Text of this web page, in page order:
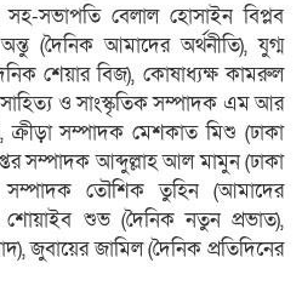
সভাপতি বেলাল হোসাইন বিপ্লব
(দৈনিক আমাদের অর্থনীতি), যুগ্ম
শেয়ার বিজ), কোষাধ্যক্ষ কামরুল
সাহিত্য ও সাংস্কৃতিক সম্পাদক এম আর
ক্রীড়া সম্পাদক মেশকাত মিশু (ঢাকা
সম্পাদক আব্দুল্লাহ আল মামুন (ঢাকা
সম্পাদক তৌশিক তুহিন (আমাদের
শোয়াইব শুভ (দৈনিক নতুন প্রভাত),
জুবায়ের জামিল (দৈনিক প্রতিদিনের